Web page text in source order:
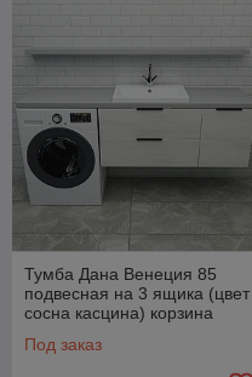
Тумба Дана Венеция 85
подвесная на 3 ящика (цвет
сосна касцина) корзина
над
Под заказ